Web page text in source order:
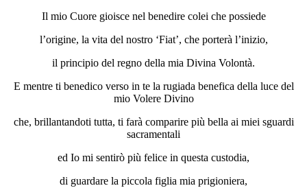
Il mio Cuore gioisce nel benedire colei che possiede
l’origine, la vita del nostro ‘Fiat’, che porterà l’inizio,
il principio del regno della mia Divina Volontà.
E mentre ti benedico verso in te la rugiada benefica della luce del
mio Volere Divino
che, brillantandoti tutta, ti farà comparire più bella ai miei sguardi
sacramentali
ed Io mi sentirò più felice in questa custodia,
di guardare la piccola figlia mia prigioniera,